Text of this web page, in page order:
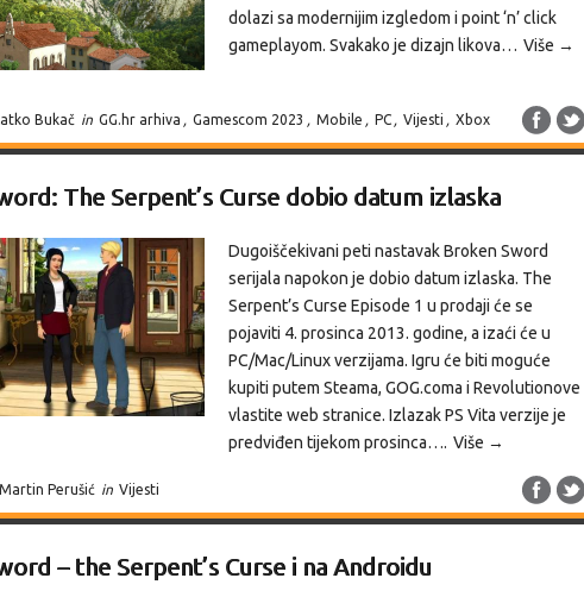
dolazi sa modernijim izgledom i point ‘n’ click
gameplayom. Svakako je dizajn likova… Više →
Bukač in GG.hr arhiva , Gamescom 2023 , Mobile , PC , Vijesti , Xbox
The Serpent’s Curse dobio datum izlaska
Dugoiščekivani peti nastavak Broken Sword
serijala napokon je dobio datum izlaska. The
Serpent’s Curse Episode 1 u prodaji će se
pojaviti 4. prosinca 2013. godine, a izaći će u
PC/Mac/Linux verzijama. Igru će biti moguće
kupiti putem Steama, GOG.coma i Revolutionove
vlastite web stranice. Izlazak PS Vita verzije je
predviđen tijekom prosinca…. Više →
Martin Perušić in Vijesti
– the Serpent’s Curse i na Androidu